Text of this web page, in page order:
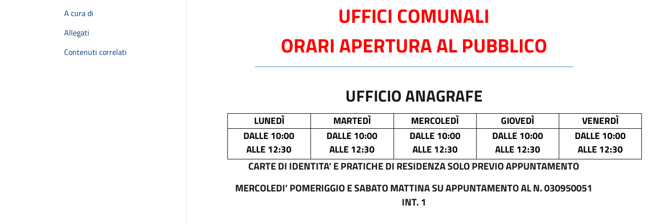
A cura di
Allegati
Contenuti correlati
UFFICI COMUNALI
ORARI APERTURA AL PUBBLICO
UFFICIO ANAGRAFE
LUNEDÌ MARTEDÌ MERCOLEDÌ GIOVEDÌ
VENERDÌ
DALLE 10:00
ALLE 12:30
DALLE 10:00
ALLE 12:30
DALLE 10:00
ALLE 12:30
DALLE 10:00
ALLE 12:30
DALLE 10:00
ALLE 12:30
CARTE DI IDENTITA’ E PRATICHE DI RESIDENZA SOLO PREVIO APPUNTAMENTO
MERCOLEDI’ POMERIGGIO E SABATO MATTINA SU APPUNTAMENTO AL N. 030950051
INT. 1